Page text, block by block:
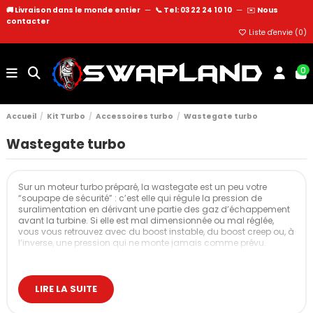
🚚 Livraison dans le monde entier — 📞 Tel: 03 22 24 10 10 — ✉️ Nous
contacter
Liste d'envie (0)
0
Accueil Kit Turbo Accessoires turbo Wastegate turbo
Wastegate turbo
Sur un moteur turbo préparé, la wastegate est un peu votre
“soupape de sécurité” : c’est elle qui régule la pression de
suralimentation en dérivant une partie des gaz d’échappement
avant la turbine. Si elle est mal dimensionnée ou mal réglée,
vous vous retrouvez avec du boost instable, du boost creep ou, à
l’inverse, une pression qui ne monte jamais comme prévu.
cœur du sujet, un contrôle de pression propre et reproductible,
même à forte charge et haute température.
LIRE LA SUITE